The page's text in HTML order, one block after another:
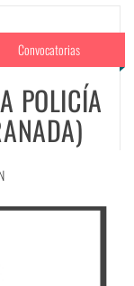
Convocatorias
POLICÍA